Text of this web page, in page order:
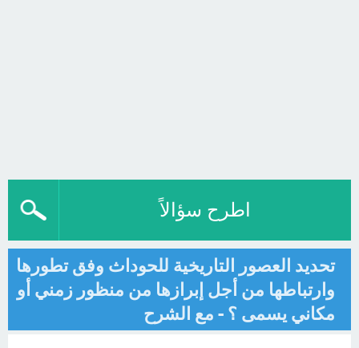
اطرح سؤالاً
تحديد العصور التاريخية للحوداث وفق تطورها
وارتباطها من أجل إبرازها من منظور زمني أو
مكاني يسمى ؟ - مع الشرح